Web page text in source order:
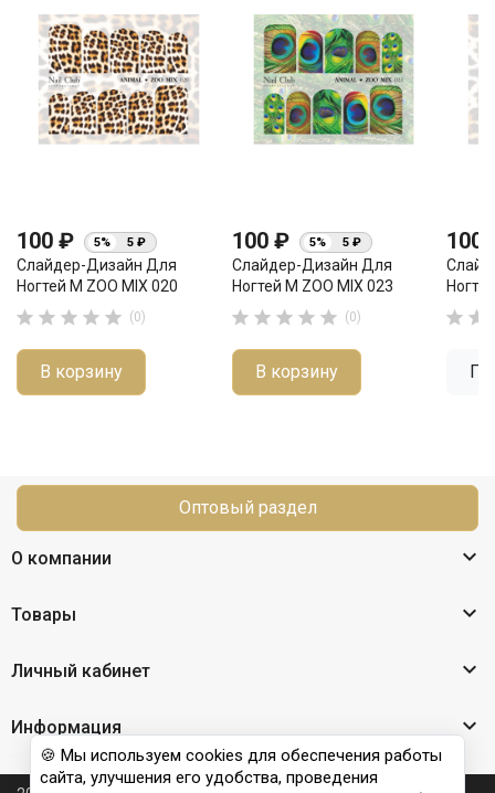
100 ₽ 5% 5 ₽
Слайдер-Дизайн Для
Ногтей М ZOO MIX 020
     (0)
В корзину
100 ₽ 5% 5 ₽
Слайдер-Дизайн Для
Ногтей М ZOO MIX 023
     (0)
В корзину
100
 
Оптовый раздел
О компании 
Товары 
Личный кабинет 
Информация 
🍪 Мы используем cookies для обеспечения работы
сайта, улучшения его удобства, проведения